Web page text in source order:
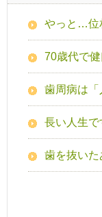
やっと…位
70歳代で
歯周病は「
長い人生で
歯を抜い